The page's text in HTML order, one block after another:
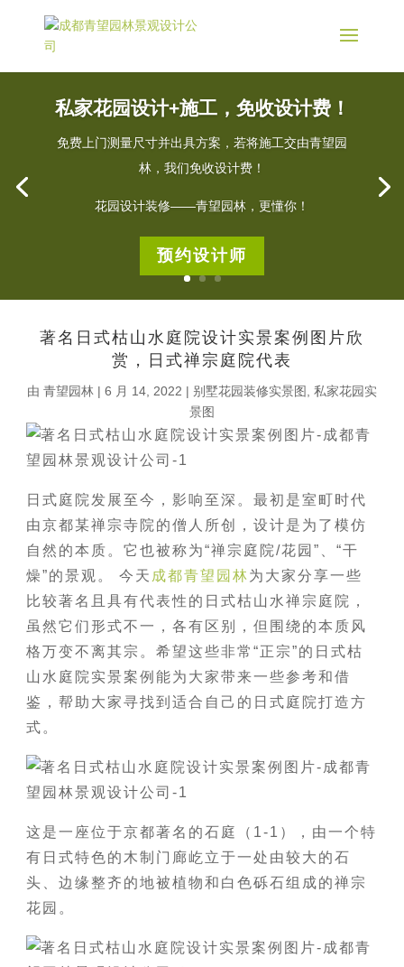
私家花园设计+施工，免收设计费！
免费上门测量尺寸并出具方案，若将施工交由青望园
林，我们免收设计费！
花园设计装修——青望园林，更懂你！
预约设计师
著名日式枯山水庭院设计实景案例图片欣
赏，日式禅宗庭院代表
由 青望园林 | 6 月 14, 2022 | 别墅花园装修实景图
私家花园实
景图
日式庭院发展至今，影响至深。最初是室町时代
由京都某禅宗寺院的僧人所创，设计是为了模仿
自然的本质。它也被称为“禅宗庭院/花园”、“干
燥”的景观。 今天 成都青望园林为大家分享一些
比较著名且具有代表性的日式枯山水禅宗庭院，
虽然它们形式不一，各有区别，但围绕的本质风
格万变不离其宗。希望这些非常“正宗”的日式枯
山水庭院实景案例能为大家带来一些参考和借
鉴，帮助大家寻找到适合自己的日式庭院打造方
式。
这是一座位于京都著名的石庭（1-1），由一个特
有日式特色的木制门廊屹立于一处由较大的石
头、边缘整齐的地被植物和白色砾石组成的禅宗
花园。